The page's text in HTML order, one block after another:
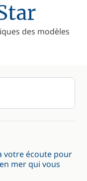
des modèles
votre écoute pour
mer qui vous